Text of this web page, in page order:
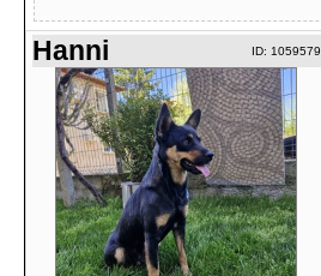
Hanni ID: 1059579